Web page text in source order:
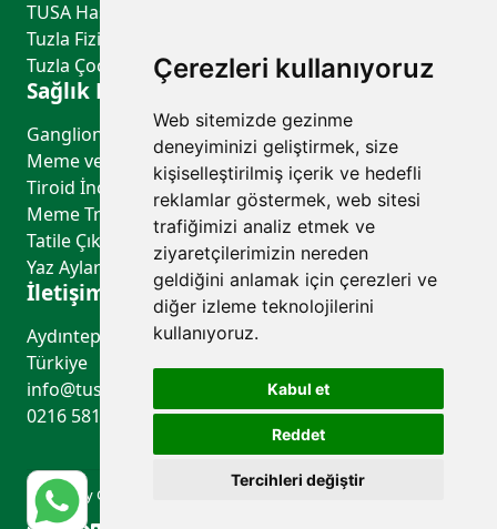
Çerezleri kullanıyoruz
Web sitemizde gezinme
deneyiminizi geliştirmek, size
kişiselleştirilmiş içerik ve hedefli
reklamlar göstermek, web sitesi
trafiğimizi analiz etmek ve
ziyaretçilerimizin nereden
geldiğini anlamak için çerezleri ve
diğer izleme teknolojilerini
kullanıyoruz.
Kabul et
Reddet
Tercihleri değiştir
Tuzla Fiziksel Tıp ve Rehabilitasyon - TUSA Hastanesi
Tuzla Çocuk Sağlığı ve Hastalıkları - TUSA Hastanesi
Sağlık Rehberi
Tatile Çıkmadan Önce Sağlığınızı Kontrol Ettiniz mi?
Yaz Aylarında Böbrek Sağlığını Korumanın Yolları
İletişim
Aydıntepe Mah. Güzin Sk. No:6 34959 Tuzla/İstanbul,
Türkiye
info@tusahastanesi.com
0216 581 42 00
© 2026 by Özel Tusa Hastanesi. Tüm hakları saklıdır.